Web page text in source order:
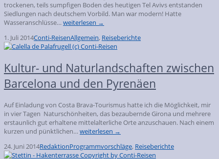
trockenen, teils sumpfigen Boden des heutigen Tel Avivs entstanden
Siedlungen nach deutschem Vorbild. Man war modern! Hatte
Wasseranschlüsse… weiterlesen →
1. Juli 2014Conti-ReisenAllgemein, Reiseberichte
Kultur- und Naturlandschaften zwischen
Barcelona und den Pyrenäen
Auf Einladung von Costa Brava-Tourismus hatte ich die Möglichkeit, mir
in vier Tagen Naturschönheiten, das bezaubernde Girona und mehrere
erstaunlich gut erhaltene mittelalterliche Orte anzuschauen. Nach einem
kurzen und pünktlichen… weiterlesen →
24. Juni 2014RedaktionProgrammvorschläge, Reiseberichte